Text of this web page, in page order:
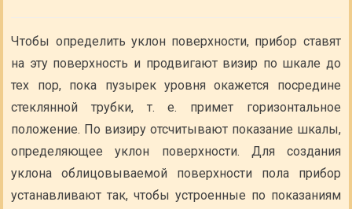
Чтобы определить уклон поверхности, прибор ставят
на эту поверхность и продвигают визир по шкале до
тех пор, пока пузырек уровня окажется посредине
стеклянной трубки, т. е. примет горизонтальное
положение. По визиру отсчитывают показание шкалы,
определяющее уклон поверхности. Для создания
уклона облицовываемой поверхности пола прибор
устанавливают так, чтобы устроенные по показаниям